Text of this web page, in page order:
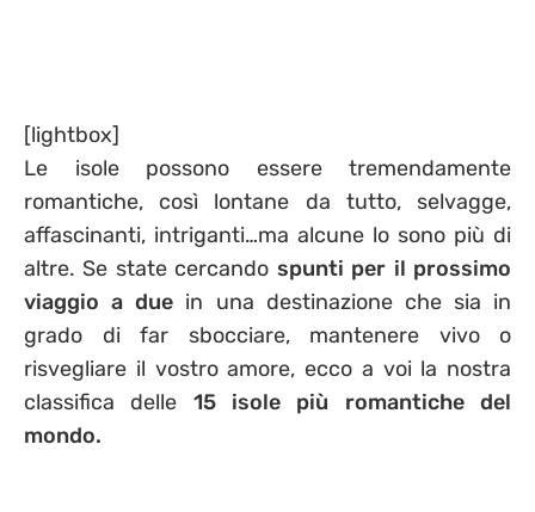
[lightbox]
Le isole possono essere tremendamente
romantiche, così lontane da tutto, selvagge,
affascinanti, intriganti…ma alcune lo sono più di
altre. Se state cercando spunti per il prossimo
viaggio a due in una destinazione che sia in
grado di far sbocciare, mantenere vivo o
risvegliare il vostro amore, ecco a voi la nostra
classifica delle 15 isole più romantiche del
mondo.